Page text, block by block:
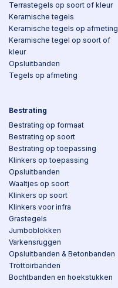
Terrastegels op soort of kleur
Keramische tegels
Keramische tegels op afmeting
Keramische tegel op soort of
kleur
Opsluitbanden
Tegels op afmeting
Bestrating
Bestrating op formaat
Bestrating op soort
Bestrating op toepassing
Klinkers op toepassing
Opsluitbanden
Waaltjes op soort
Klinkers op soort
Klinkers voor infra
Grastegels
Jumboblokken
Varkensruggen
Opsluitbanden & Betonbanden
Trottoirbanden
Bochtbanden en hoekstukken